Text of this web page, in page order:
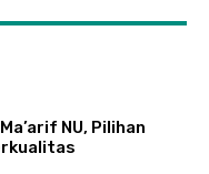
NU, Pilihan